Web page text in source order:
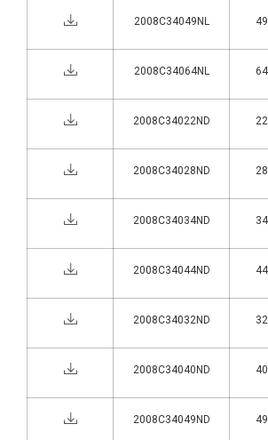
2008C34049NL 49
2008C34064NL 64
2008C34022ND 22
2008C34028ND 28
2008C34034ND 34
2008C34044ND 44
2008C34032ND 32
2008C34040ND 40
2008C34049ND 49